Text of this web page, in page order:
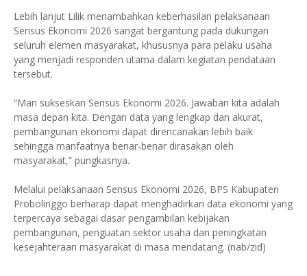
Lebih lanjut Lilik menambahkan keberhasilan pelaksanaan
Sensus Ekonomi 2026 sangat bergantung pada dukungan
seluruh elemen masyarakat, khususnya para pelaku usaha
yang menjadi responden utama dalam kegiatan pendataan
tersebut.
“Mari sukseskan Sensus Ekonomi 2026. Jawaban kita adalah
masa depan kita. Dengan data yang lengkap dan akurat,
pembangunan ekonomi dapat direncanakan lebih baik
sehingga manfaatnya benar-benar dirasakan oleh
masyarakat,” pungkasnya.
Melalui pelaksanaan Sensus Ekonomi 2026, BPS Kabupaten
Probolinggo berharap dapat menghadirkan data ekonomi yang
terpercaya sebagai dasar pengambilan kebijakan
pembangunan, penguatan sektor usaha dan peningkatan
kesejahteraan masyarakat di masa mendatang. (nab/zid)